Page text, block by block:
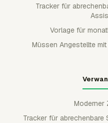
Tracker für
Vorlage für
Müssen Angestellte
Moderner
Tracker für abrechenbare